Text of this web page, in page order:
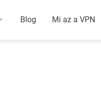
Blog Mi az a VPN